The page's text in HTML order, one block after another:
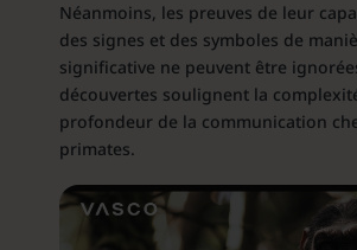
Néanmoins, les preuves de leur
des signes et des symboles de
significative ne peuvent être
découvertes soulignent la
profondeur de la communication
primates.